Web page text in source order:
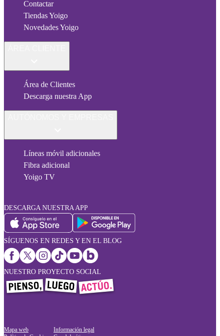
Contactar
Tiendas Yoigo
Novedades Yoigo
Área de Clientes
Descarga nuestra App
Líneas móvil adicionales
Fibra adicional
Yoigo TV
DESCARGA NUESTRA APP
SÍGUENOS EN REDES Y EN EL BLOG
NUESTRO PROYECTO SOCIAL
Mapa web
Información legal